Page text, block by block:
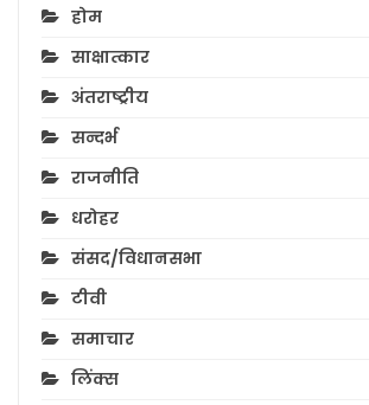
होम
साक्षात्कार
अंतराष्ट्रीय
सन्दर्भ
राजनीति
धरोहर
संसद/विधानसभा
टीवी
समाचार
लिंक्स